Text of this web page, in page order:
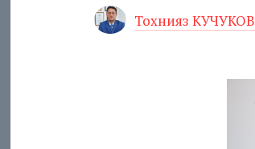
Тохнияз КУЧУКОВ